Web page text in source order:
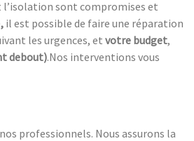
l’isolation sont compromises et
, il est possible de faire une réparation
les urgences, et votre budget,
debout).Nos interventions vous
professionnels. Nous assurons la